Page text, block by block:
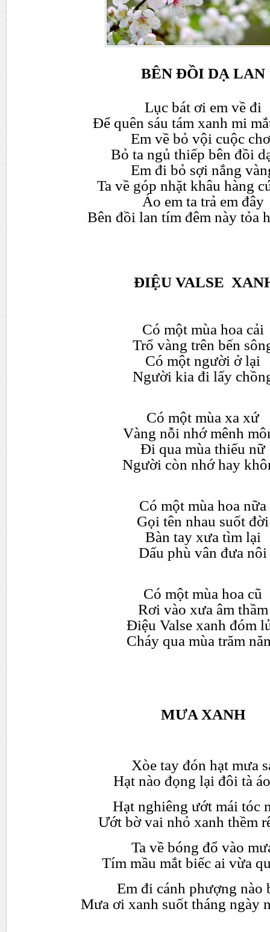
BÊN ĐỒI DẠ LAN
Lục bát ơi em vềđi
Để quên sáu tám xanh mi mắ
Em về bỏ vội cuộc chơ
Bỏ ta ngủ thiếp bên đồi d
Em đi bỏ sợi nắng
Ta về góp nhặt khâu hàng
Áo em ta trả em đây
Bên đồi lan tím đêm này tỏa h
ĐIỆU VALSE
Có một mùa hoa cải
Trổ vàng trên bến
Có một người ởlại
Người kia đi lấy chồ
Có một mùa xa xứ
Vàng nỗi nhớmênh
Đi qua mùa thiếu nữ
Người còn nhớhay
Có một mùa hoa nữa
Gọi tên nhau suốt đời
Bàn tay xưa tìm lại
Dấu phù vân đưa nôi
Có một mùa hoa cũ
Rơi vào xưa âm thầm
Điệu Valsexanh đóm l
Cháy qua mùa trăm
MƯA XANH
Xòe tay đón hạt mưa
Hạt nào đọng lại đôi tà
Hạt nghiêng ướt mái tóc
Ướt bờvai nhỏ xanh thềm
Ta về bóng đổ vào mư
Tím mầu mắt biếc ai vừa
Em đi cánh phượng nào
Mưa ơi xanh suốt tháng ngày